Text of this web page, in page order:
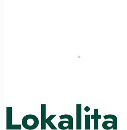
Lokalita